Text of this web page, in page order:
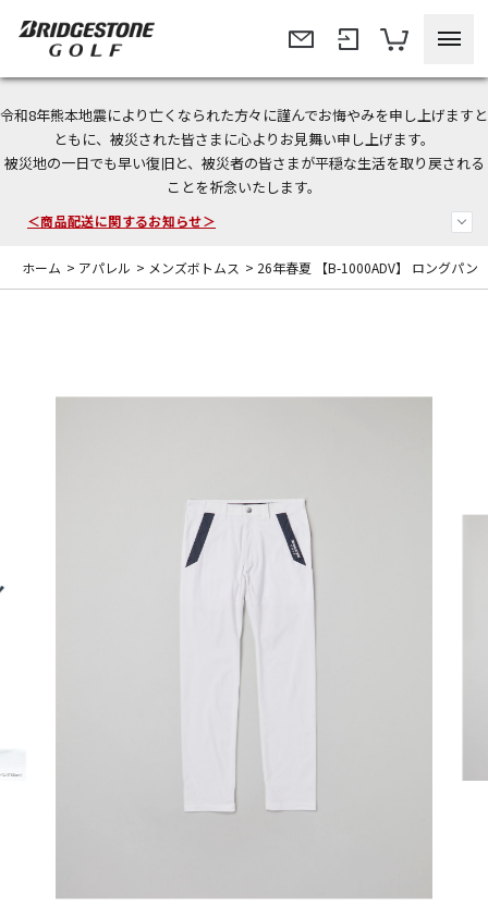
令和8年熊本地震により亡くなられた方々に謹んでお悔やみを申し上げますと
ともに、被災された皆さまに心よりお見舞い申し上げます。
被災地の一日でも早い復旧と、被災者の皆さまが平穏な生活を取り戻される
ことを祈念いたします。
＜夏季休暇中のご注文・発送・お問い合わせ＞
今なら新規会員登録で1,000円OFFクーポンプレゼント！
＜商品配送に関するお知らせ＞
ホーム > アパレル > メンズボトムス > 26年春夏 【B-1000ADV】 ロングパン